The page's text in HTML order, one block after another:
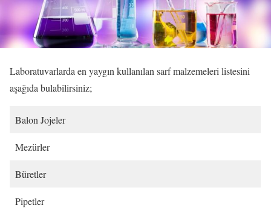
Laboratuvarlarda en yaygın kullanılan sarf malzemeleri listesini
aşağıda bulabilirsiniz;
Balon Jojeler
Mezürler
Büretler
Pipetler